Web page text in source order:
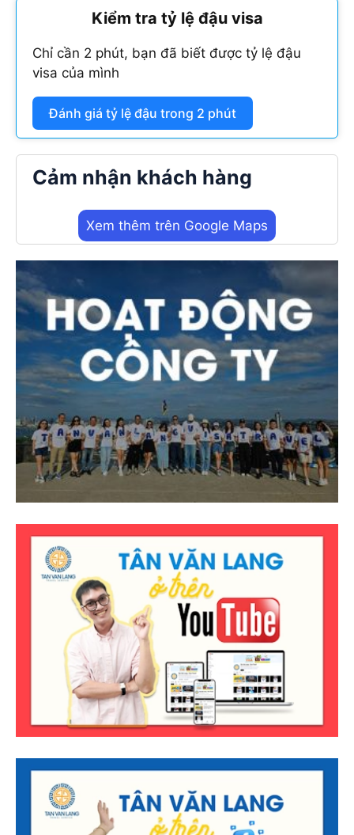
Kiểm tra tỷ lệ đậu visa
Chỉ cần 2 phút, bạn đã biết được tỷ lệ đậu
visa của mình
Đánh giá tỷ lệ đậu trong 2 phút
Cảm nhận khách hàng
Xem thêm trên Google Maps